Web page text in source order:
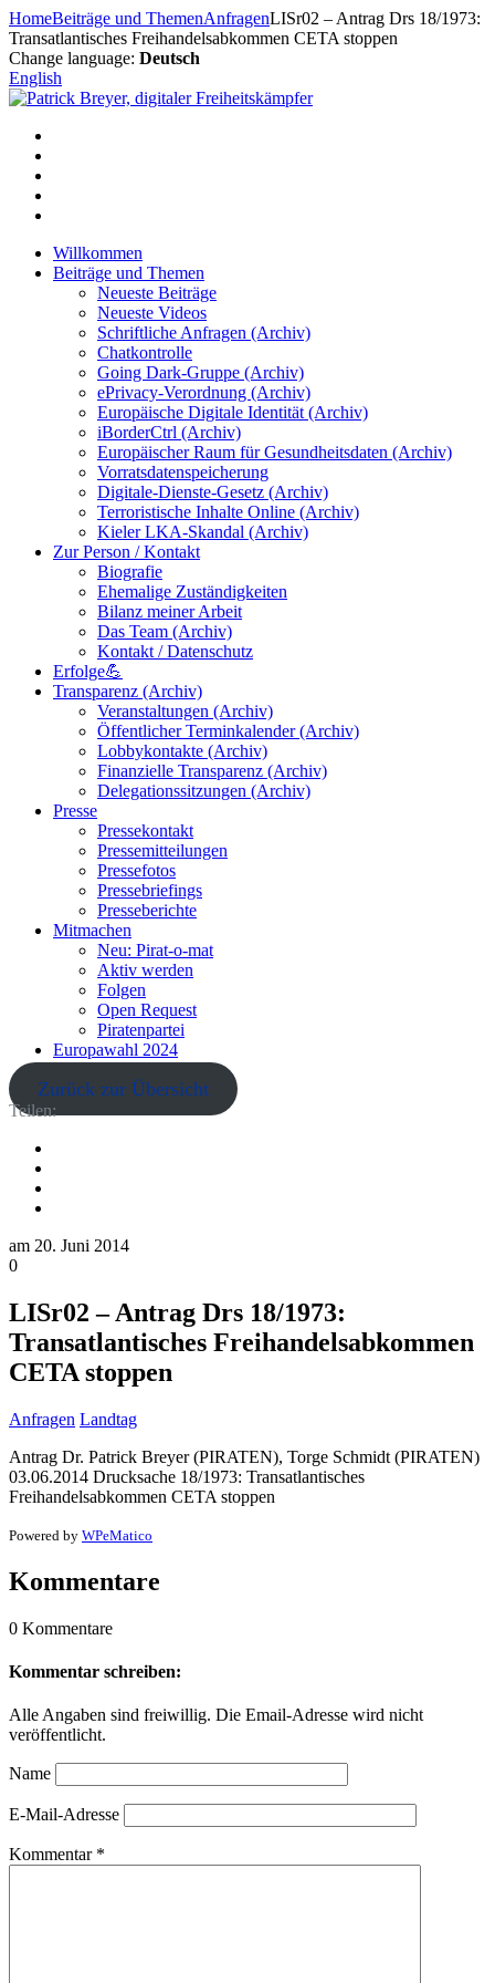
Zum
Inhalt
springen
HomeBeiträge und ThemenAnfragenLISr02 – Antrag Drs 18/1973:
Transatlantisches Freihandelsabkommen CETA stoppen
Change language: Deutsch
English
Willkommen
Beiträge und Themen
Neueste Beiträge
Neueste Videos
Schriftliche Anfragen (Archiv)
Chatkontrolle
Going Dark-Gruppe (Archiv)
ePrivacy-Verordnung (Archiv)
Europäische Digitale Identität (Archiv)
iBorderCtrl (Archiv)
Europäischer Raum für Gesundheitsdaten (Archiv)
Vorratsdatenspeicherung
Digitale-Dienste-Gesetz (Archiv)
Terroristische Inhalte Online (Archiv)
Kieler LKA-Skandal (Archiv)
Zur Person / Kontakt
Biografie
Ehemalige Zuständigkeiten
Bilanz meiner Arbeit
Das Team (Archiv)
Kontakt / Datenschutz
Erfolge💪
Transparenz (Archiv)
Veranstaltungen (Archiv)
Öffentlicher Terminkalender (Archiv)
Lobbykontakte (Archiv)
Finanzielle Transparenz (Archiv)
Delegationssitzungen (Archiv)
Presse
Pressekontakt
Pressemitteilungen
Pressefotos
Pressebriefings
Presseberichte
Mitmachen
Neu: Pirat-o-mat
Aktiv werden
Folgen
Open Request
Piratenpartei
Europawahl 2024
Zurück zur Übersicht
Teilen:
am 20. Juni 2014
0
LISr02 – Antrag Drs 18/1973:
Transatlantisches Freihandelsabkommen
CETA stoppen
Anfragen Landtag
Antrag Dr. Patrick Breyer (PIRATEN), Torge Schmidt (PIRATEN)
03.06.2014 Drucksache 18/1973: Transatlantisches
Freihandelsabkommen CETA stoppen
Powered by WPeMatico
Kommentare
0 Kommentare
Kommentar schreiben:
Alle Angaben sind freiwillig. Die Email-Adresse wird nicht
veröffentlicht.
Name
E-Mail-Adresse
Kommentar *